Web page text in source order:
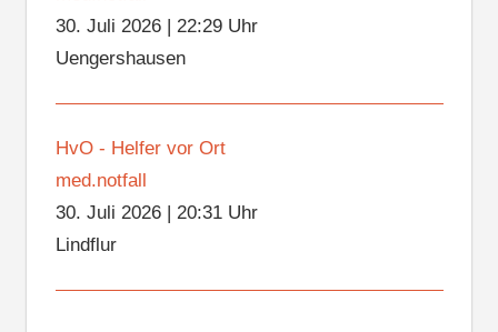
30. Juli 2026| 22:29 Uhr
Uengershausen
HvO - Helfer vor Ort
med.notfall
30. Juli 2026| 20:31 Uhr
Lindflur